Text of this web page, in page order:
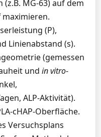
MG-63) auf dem
maximieren.
(P),
Linienabstand (s).
(gemessen
und in vitro-
ALP-Aktivität).
cHAP-Oberfläche.
Versuchsplans